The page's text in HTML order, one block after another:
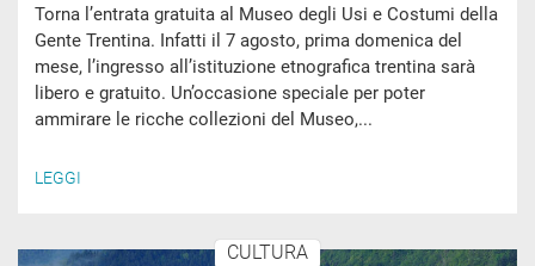
Torna l’entrata gratuita al Museo degli Usi e Costumi della
Gente Trentina. Infatti il 7 agosto, prima domenica del
mese, l’ingresso all’istituzione etnografica trentina sarà
libero e gratuito. Un’occasione speciale per poter
ammirare le ricche collezioni del Museo,...
LEGGI
CULTURA